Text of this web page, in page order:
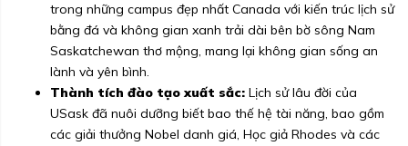
trong những campus đẹp nhất Canada với kiến trúc lịch sử
bằng đá và không gian xanh trải dài bên bờ sông Nam
Saskatchewan thơ mộng, mang lại không gian sống an
lành và yên bình.
Thành tích đào tạo xuất sắc: Lịch sử lâu đời của
USask đã nuôi dưỡng biết bao thế hệ tài năng, bao gồm
các giải thưởng Nobel danh giá, Học giả Rhodes và các